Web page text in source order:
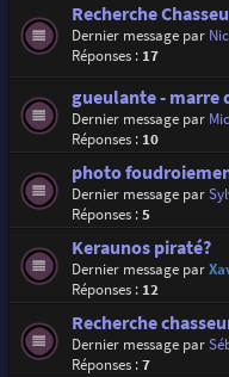
Recherche
Dernier message par
Réponses : 17
gueulante - marre
Dernier message par
Réponses : 10
photo
Dernier message par
Réponses :5
Keraunos piraté?
Dernier message par
Réponses : 12
Recherche
Dernier message par
Réponses :7